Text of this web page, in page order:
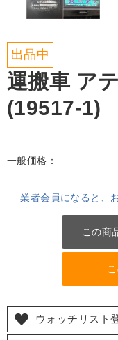
出品中
運搬車 ア
(19517-1)
一般価格：
業者会員になると、
この商
ウォッチリスト